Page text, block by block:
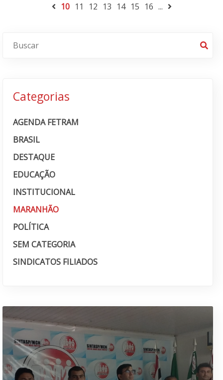
10 11 12 13 14 15 16 ...
Categorias
AGENDA FETRAM
BRASIL
DESTAQUE
EDUCAÇÃO
INSTITUCIONAL
MARANHÃO
POLÍTICA
SEM CATEGORIA
SINDICATOS FILIADOS